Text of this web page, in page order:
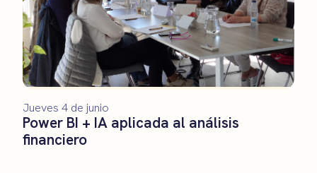
Power BI + IA aplicada al análisis
financiero
Jueves 4 de junio